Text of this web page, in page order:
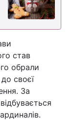
став
обрали
своєї
За